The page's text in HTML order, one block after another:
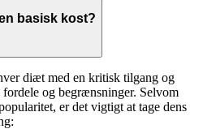
basisk kost?
diæt med en kritisk tilgang og
og begrænsninger. Selvom
er det vigtigt at tage dens